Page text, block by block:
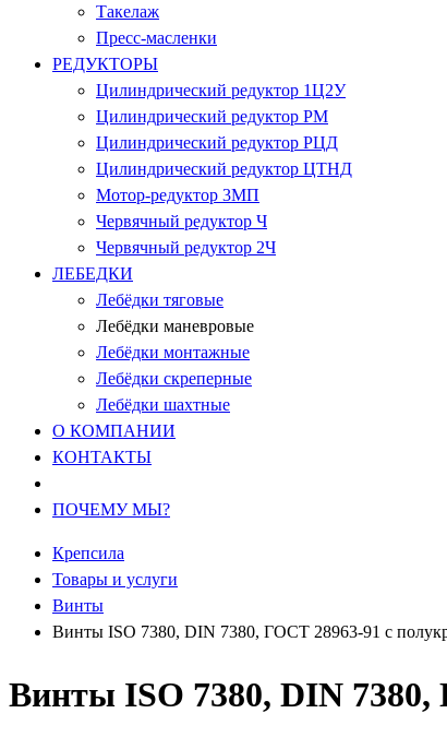
Такелаж
Пресс-масленки
РЕДУКТОРЫ
Цилиндрический редуктор 1Ц2У
Цилиндрический редуктор РМ
Цилиндрический редуктор РЦД
Цилиндрический редуктор ЦТНД
Мотор-редуктор 3МП
Червячный редуктор Ч
Червячный редуктор 2Ч
ЛЕБЕДКИ
Лебёдки тяговые
Лебёдки маневровые
Лебёдки монтажные
Лебёдки скреперные
Лебёдки шахтные
О КОМПАНИИ
КОНТАКТЫ
ПОЧЕМУ МЫ?
Крепсила
Товары и услуги
Винты
Винты ISO 7380, DIN 7380, ГОСТ 28963-91 с
Винты ISO 7380, DIN 7380,